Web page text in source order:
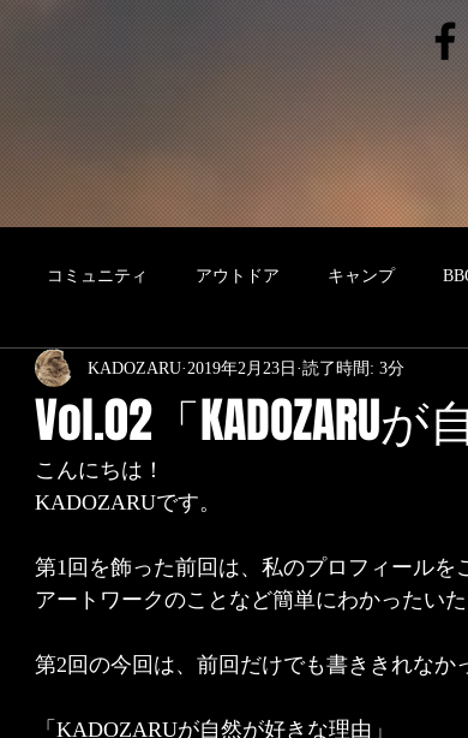
コミュニティ アウトドア キャンプ
漫画 デザイン 作品展 アート
Vol.02「KADOZARU
KADOZARU 2019年2月23日 読了時間: 3分
こんにちは！
KADOZARUです。
第1回を飾った前回は、私のプロフィールを
アートワークのことなど簡単にわかったい
第2回の今回は、前回だけでも書ききれなか
「KADOZARUが自然が好きな理由」